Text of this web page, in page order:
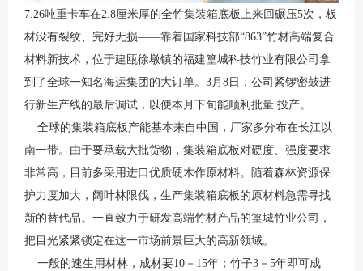
7.26吨重卡车在2.8厘米厚的全竹集装箱底板上来回碾压5次，板
材没有裂纹、完好无损——靠着国家科技部“863”竹材高端复合
材料新技术，位于建瓯徐墩镇的福建篁城科技竹业有限公司拿
到了全球一知名海运集团的大订单。3月8日，公司紧锣密鼓进
行新生产线的最后调试，以便本月下旬能顺利批量 投产。
全球的集装箱底板产能基本来自中国，厂家多分布在长江以
南一带。由于要承载大批货物，集装箱底板对硬度、强度要求
非常高，目前多采用进口优质硬木作原材料。随着森林资源保
护力度加大，阔叶林限伐，生产集装箱底板的原材料急需寻找
新的替代品。一直致力于研发高端竹材产品的篁城竹业公司，
把目光紧紧锁定在这一市场前景巨大的高新领域。
一般的速生用材林，成材要10－15年；竹子3－5年即可成